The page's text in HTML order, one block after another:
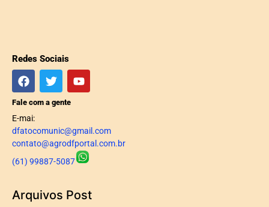
Redes Sociais
Fale com a gente
E-mai:
dfatocomunic@gmail.com
contato@agrodfportal.com.br
(61) 99887-5087
Arquivos Post